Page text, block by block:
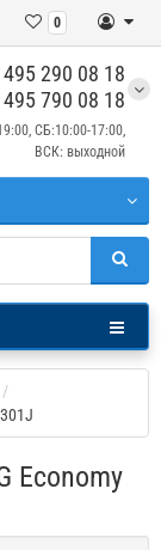
0
290 08 18
790 08 18
СБ:10:00-17:00,
ВСК: выходной
Economy